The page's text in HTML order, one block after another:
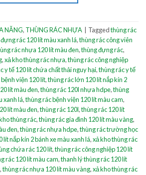
NĂNG, THÙNG RÁC NHỰA Taggedthùng rác
rác 120 lít màu xanh lá,thùng rác công viên
rác nhựa 120 lít màu đen,thùng đựng rác,
,xả kho thùng rác nhựa,thùng rác công nghiệp
y tế 120 lít chứa chất thải nguy hại,thùng rác y tế
viện 120 lít,thùng rác lớn 120 lít nắp kín 2
lít màu đen,thùng rác 120l nhựa hdpe,thùng
xanh lá,thùng rác bệnh viện 120 lít màu cam,
lít màu đen,thùng rác 120l,thùng rác 120 lít
thùng rác,thùng rác gia đình 120 lít màu vàng,
đen,thùng rác nhựa hdpe,thùng rác trường học
nắp kín 2 bánh xe màu xanh lá,xả kho thùng rác
chứa rác 120 lít,thùng rác công nghiệp 120 lít
rác 120 lít màu cam,thanh lý thùng rác 120 lít
,thùng rác nhựa 120 lít màu vàng,xả kho thùng rác